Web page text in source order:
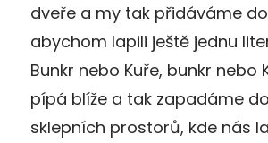
dveře a my tak přidáváme
abychom lapili ještě jednu
Bunkr nebo Kuře, bunkr nebo
pípá blíže a tak zapadáme
sklepních prostorů, kde nás